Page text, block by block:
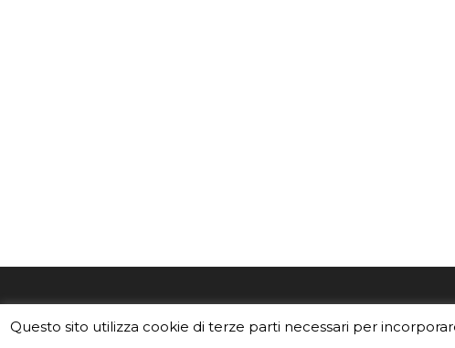
divulgazione dell'INAF,Istituto
Leggi i Crediti.
Questo sito utilizza cookie di terze parti necessari per